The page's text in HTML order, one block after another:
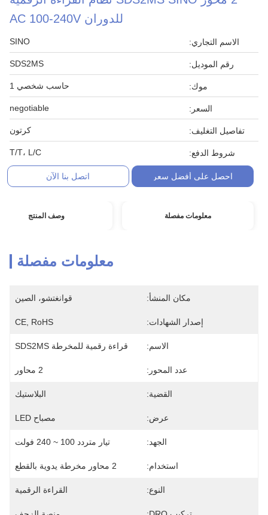
للدوران AC 100-240V
الاسم التجاري: SINO
رقم الموديل: SDS2MS
موك: حاسب شخصي 1
السعر: negotiable
تفاصيل التغليف: كرتون
شروط الدفع: T/T، L/C
احصل على أفضل سعر اتصل بنا الآن
معلومات مفصلة وصف المنتج
معلومات مفصلة
مكان المنشأ: قوانغتشو، الصين
إصدار الشهادات: CE, RoHS
الاسم: قراءة رقمية للمخرطة SDS2MS
عدد المحور: 2 محاور
القضية: البلاستيك
عرض: مصباح LED
الجهد: تيار متردد 100 ~ 240 فولت
استخدام: 2 محاور مخرطة يدوية بالقطع
النوع: القراءة الرقمية